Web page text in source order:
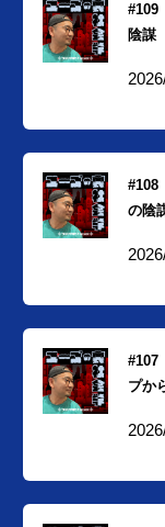
#109
陰謀
#108
の陰
#107
プか